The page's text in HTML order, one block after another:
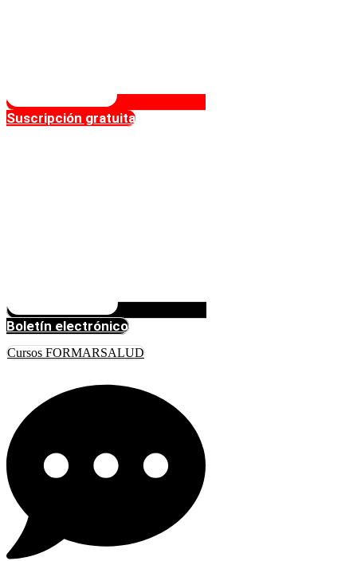
Suscripción gratuita
Boletín electrónico
Cursos FORMARSALUD